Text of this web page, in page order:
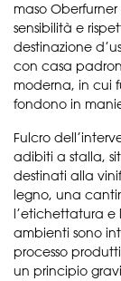
maso
sensibilità e
destinazione
con casa
moderna, in cui
fondono in
Fulcro
adibiti a stalla,
destinati alla
legno, una
l’etichettatura e
ambienti sono
processo
un principio